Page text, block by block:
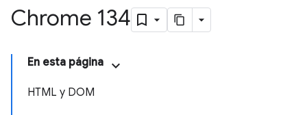
Chrome 134
En esta página
HTML y DOM